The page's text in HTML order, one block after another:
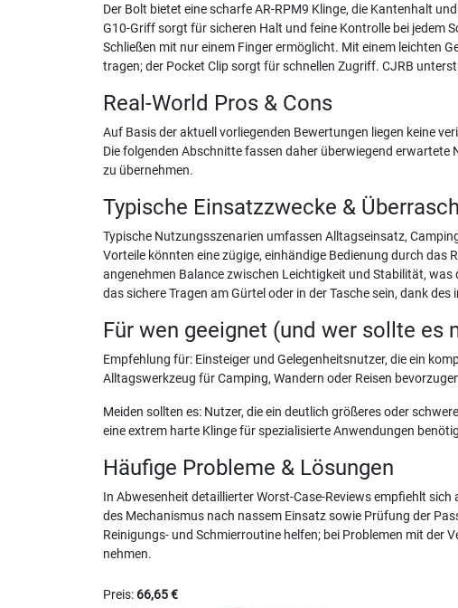
Der Bolt bietet eine scharfe AR-RPM9 Klinge, die Kantenhalt
G10-Griff sorgt für sicheren Halt und feine Kontrolle bei jedem
Schließen mit nur einem Finger ermöglicht. Mit einem leichten
tragen; der Pocket Clip sorgt für schnellen Zugriff. CJRB
Real-World Pros & Cons
Auf Basis der aktuell vorliegenden Bewertungen liegen keine
Die folgenden Abschnitte fassen daher überwiegend
zu übernehmen.
Typische Einsatzzwecke &
Typische Nutzungsszenarien umfassen Alltagseinsatz,
Vorteile könnten eine zügige, einhändige Bedienung durch das
angenehmen Balance zwischen Leichtigkeit und Stabilität,
das sichere Tragen am Gürtel oder in der Tasche sein, dank des
Für wen geeignet (und wer sollte es
Empfehlung für: Einsteiger und Gelegenheitsnutzer, die ein
Alltagswerkzeug für Camping, Wandern oder Reisen
Meiden sollten es: Nutzer, die ein deutlich größeres oder
eine extrem harte Klinge für spezialisierte Anwendungen
Häufige Probleme & Lösungen
In Abwesenheit detaillierter Worst-Case-Reviews empfiehlt
des Mechanismus nach nassem Einsatz sowie Prüfung der
Reinigungs- und Schmierroutine helfen; bei Problemen mit
nehmen.
Preis: 66,65 €